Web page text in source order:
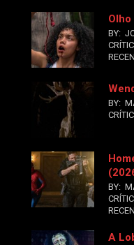
BY:
BY:
BY:
A